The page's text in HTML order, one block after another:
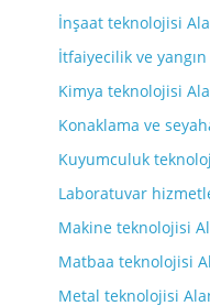
İnşaat teknolojisi
İtfaiyecilik ve
Kimya teknolojisi
Konaklama ve
Kuyumculuk
Laboratuvar
Makine teknolojisi
Matbaa teknolojisi
Metal teknolojisi